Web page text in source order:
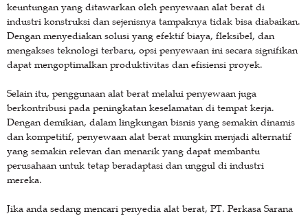
keuntungan yang ditawarkan oleh penyewaan alat berat di
industri konstruksi dan sejenisnya tampaknya tidak bisa diabaikan.
Dengan menyediakan solusi yang efektif biaya, fleksibel, dan
mengakses teknologi terbaru, opsi penyewaan ini secara signifikan
dapat mengoptimalkan produktivitas dan efisiensi proyek.
Selain itu, penggunaan alat berat melalui penyewaan juga
berkontribusi pada peningkatan keselamatan di tempat kerja.
Dengan demikian, dalam lingkungan bisnis yang semakin dinamis
dan kompetitif, penyewaan alat berat mungkin menjadi alternatif
yang semakin relevan dan menarik yang dapat membantu
perusahaan untuk tetap beradaptasi dan unggul di industri
mereka.
Jika anda sedang mencari penyedia alat berat, PT. Perkasa Sarana